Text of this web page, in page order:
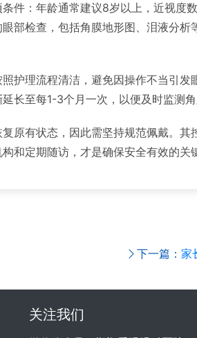
件：年龄通常建议8岁以上，近视度
部检查，包括角膜地形图、泪液分
护理流程清洁，避免因操作不当引发
长至每1-3个月一次，以便及时监测角
原有状态，因此需坚持规范佩戴。其
和定期随访，才是确保安全有效的关
下一篇： 家
关注我们